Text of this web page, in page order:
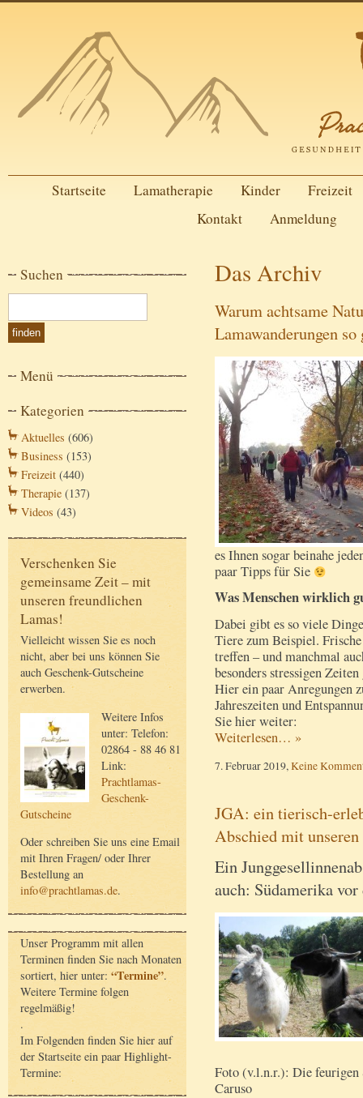
Startseite Lamatherapie Kinder
Freizeit
Kontakt
Anmeldung
Suchen
Menü
Kategorien
Aktuelles (606)
Business (153)
Freizeit (440)
Therapie (137)
Videos (43)
Verschenken Sie
gemeinsame Zeit – mit
unseren freundlichen
Lamas!
Vielleicht wissen Sie es noch
nicht, aber bei uns können Sie
auch Geschenk-Gutscheine
erwerben.
Weitere Infos
unter: Telefon:
02864 - 88 46 81
Link:
Prachtlamas-
Geschenk-
Gutscheine
Oder schreiben Sie uns eine Email
mit Ihren Fragen/ oder Ihrer
Bestellung an
info@prachtlamas.de.
Unser Programm mit allen
Terminen finden Sie nach Monaten
sortiert, hier unter: “Termine”.
Weitere Termine folgen
regelmäßig!
.
Im Folgenden finden Sie hier auf
der Startseite ein paar Highlight-
Termine:
Das Archiv
Warum achtsame
Lamawanderungen
es Ihnen sogar beinahe
paar Tipps für Sie
Was Menschen wirklich
Dabei gibt es so viele
Tiere zum Beispiel.
treffen – und manchmal
besonders stressigen
Hier ein paar Anregungen
Jahreszeiten und
Sie hier weiter:
Weiterlesen… »
7. Februar 2019,Keine
JGA: ein tierisch-
Abschied mit
Ein
auch: Südamerika
Foto (v.l.n.r.): Die feurigen
Caruso